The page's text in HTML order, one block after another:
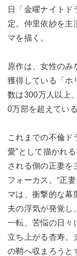
日「金曜ナイト
定。仲里依紗を主
マを描く。
原作は、女性のみ
獲得している「ホ
数は300万人以上
0万部を超えている
これまでの不倫ド
愛”として描かれ
される側の正妻を
フォーカス。“正
マは、衝撃的な幕
夫の浮気が発覚し
一転、苦悩の日々
立ち上がる杏寿。
の鞘へ収まろうと